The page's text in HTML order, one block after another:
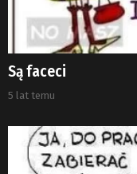
Są faceci
5 lat temu